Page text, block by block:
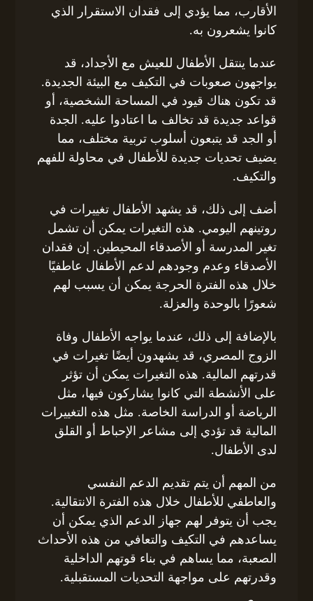
الأقارب، مما يؤدي إلى فقدان الاستقرار الذي
كانوا يشعرون به.
عندما ينتقل الأطفال للعيش مع الأجداد، قد
يواجهون صعوبات في التكيف مع البيئة الجديدة.
قد تكون هناك قيود في المساحة الشخصية، أو
قواعد جديدة قد تخالف ما اعتادوا عليه. الجدة
أو الجد قد يتبعون أسلوب تربية مختلف، مما
يضيف تحديات جديدة للأطفال في محاولة للفهم
والتكيف.
أضف إلى ذلك، قد يشهد الأطفال تغييرات في
روتينهم اليومي. هذه التغيرات يمكن أن تشمل
تغير المدرسة أو الأصدقاء المحيطين. إن فقدان
الأصدقاء وعدم وجودهم لدعم الأطفال عاطفيًا
خلال هذه الفترة الحرجة يمكن أن يسبب لهم
شعورًا بالوحدة والعزلة.
بالإضافة إلى ذلك، عندما يواجه الأطفال وفاة
الزوج المصري، قد يشهدون أيضًا تغيرات في
قدرتهم المالية. هذه التغيرات يمكن أن تؤثر
على الأنشطة التي كانوا يشاركون فيها، مثل
الرياضة أو الدراسة الخاصة. مثل هذه التغييرات
المالية قد تؤدي إلى مشاعر الإحباط أو القلق
لدى الأطفال.
من المهم أن يتم تقديم الدعم النفسي
والعاطفي للأطفال خلال هذه الفترة الانتقالية.
يجب أن يتوفر لهم جهاز الدعم الذي يمكن أن
يساعدهم في التكيف والتعافي من هذه الأحداث
الصعبة، مما يساهم في بناء قوتهم الداخلية
وقدرتهم على مواجهة التحديات المستقبلية.